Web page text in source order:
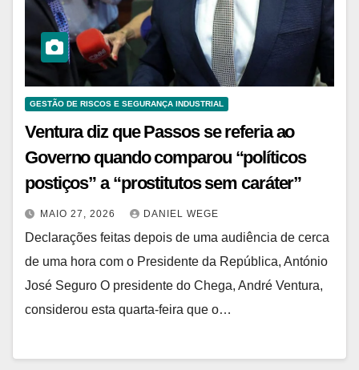
GESTÃO DE RISCOS E SEGURANÇA INDUSTRIAL
Ventura diz que Passos se referia ao
Governo quando comparou “políticos
postiços” a “prostitutos sem caráter”
MAIO 27, 2026 DANIEL WEGE
Declarações feitas depois de uma audiência de cerca
de uma hora com o Presidente da República, António
José Seguro O presidente do Chega, André Ventura,
considerou esta quarta-feira que o…